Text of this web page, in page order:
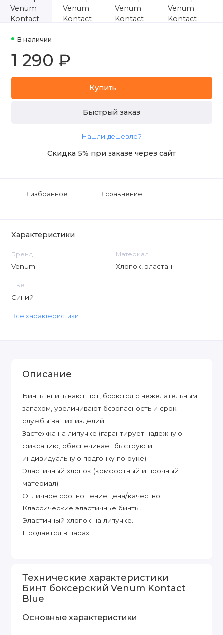
В наличии
1 290 ₽
Купить
Быстрый заказ
Нашли дешевле?
Скидка 5% при заказе через сайт
В избранное В сравнение
Характеристики
Бренд
Venum
Материал
Хлопок, эластан
Цвет
Синий
Все характеристики
Описание
Бинты впитывают пот, борются с нежелательным
запахом, увеличивают безопасность и срок
службы ваших изделий.
Застежка на липучке (гарантирует надежную
фиксацию, обеспечивает быструю и
индивидуальную подгонку по руке).
Эластичный хлопок (комфортный и прочный
материал).
Отличное соотношение цена/качество.
Классические эластичные бинты.
Эластичный хлопок на липучке.
Продается в парах.
Технические характеристики
Бинт боксерский Venum Kontact
Blue
Основные характеристики